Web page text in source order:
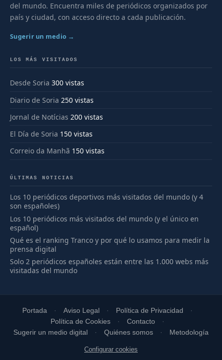
del mundo. Encuentra miles de periódicos organizados por
país y ciudad, con acceso directo a cada publicación.
Sugerir un medio →
LOS MÁS VISITADOS
Desde Soria 300 vistas
Diario de Soria 250 vistas
Jornal de Notícias 200 vistas
El Día de Soria 150 vistas
Correio da Manhã 150 vistas
ÚLTIMAS NOTICIAS
Los 10 periódicos deportivos más visitados del mundo (y 4
son españoles)
Los 10 periódicos más visitados del mundo (y el único en
español)
Qué es el ranking Tranco y por qué lo usamos para medir la
prensa digital
Solo 2 periódicos españoles están entre las 1.000 webs más
visitadas del mundo
Portada Aviso Legal
Política de Privacidad
Política de Cookies
Contacto
Sugerir un medio digital
Quiénes somos Metodología
Configurar cookies